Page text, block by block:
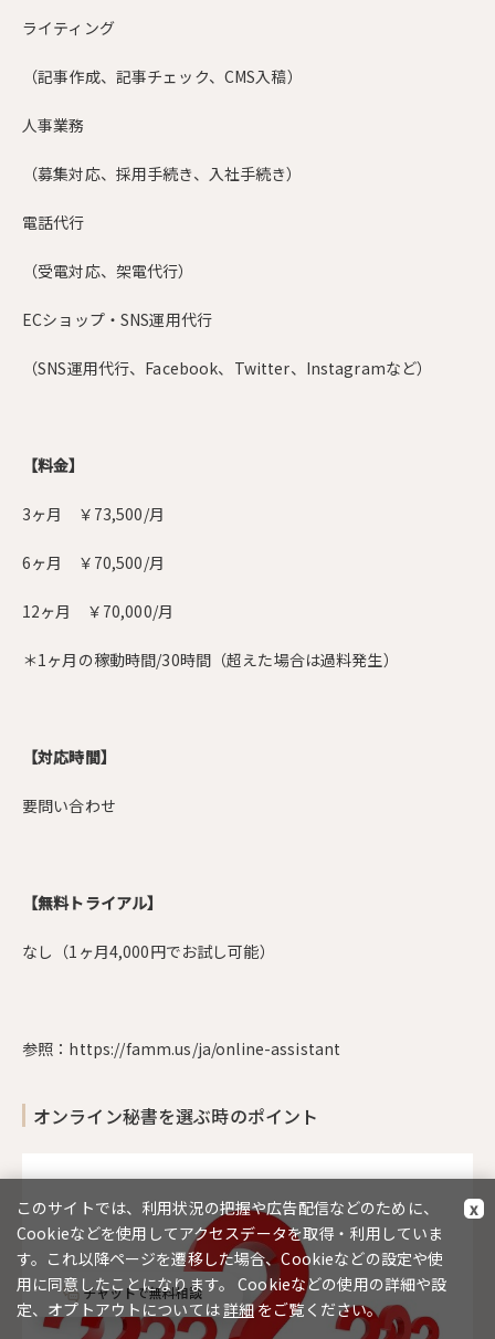
ライティング
（記事作成、記事チェック、CMS入稿）
人事業務
（募集対応、採用手続き、入社手続き）
電話代行
（受電対応、架電代行）
ECショップ・SNS運用代行
（SNS運用代行、Facebook、Twitter、Instagramなど）
【料金】
3ヶ月 ￥73,500/月
6ヶ月 ￥70,500/月
12ヶ月 ￥70,000/月
＊1ヶ月の稼動時間/30時間（超えた場合は過料発生）
【対応時間】
要問い合わせ
【無料トライアル】
なし（1ヶ月4,000円でお試し可能）
参照： https://famm.us/ja/online-assistant
オンライン秘書を選ぶ時のポイント
チャットで無料相談
このサイトでは、利用状況の把握や広告配信などのために、
Cookieなどを使用してアクセスデータを取得・利用していま
す。これ以降ページを遷移した場合、Cookieなどの設定や使
用に同意したことになります。 Cookieなどの使用の詳細や設
定、オプトアウトについては 詳細
x
をご覧ください。